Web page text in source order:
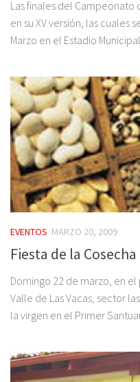
Las finales del Campeonato
en su XV versión, las cuales
Marzo en el Estadio
EVENTOS MARZO 20, 2009
Fiesta de la Cosecha
Domingo 22 de marzo, en
Valle de Las Vacas, sector
la virgen en el Primer